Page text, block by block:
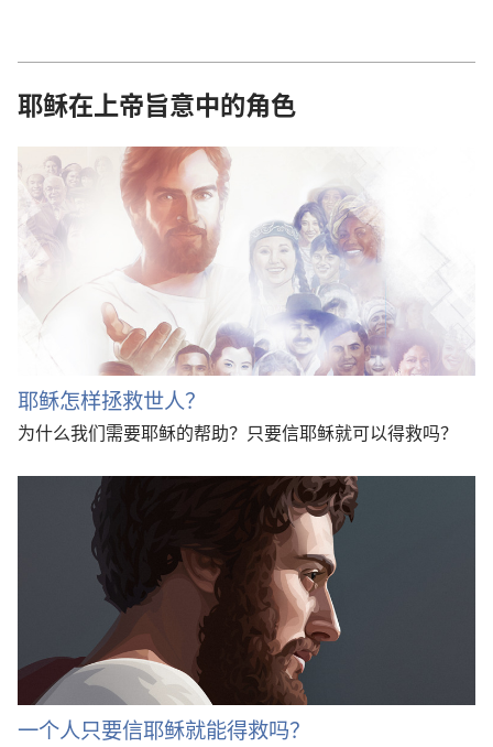
耶稣在上帝旨意中的角色
耶稣怎样拯救世人？
为什么我们需要耶稣的帮助？只要信耶稣就可以得救吗？
一个人只要信耶稣就能得救吗？